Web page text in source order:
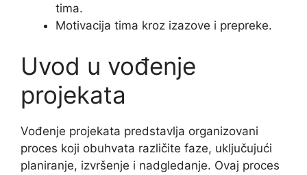
tima.
Motivacija tima kroz izazove i prepreke.
Uvod u vođenje
projekata
Vođenje projekata predstavlja organizovani
proces koji obuhvata različite faze, uključujući
planiranje, izvršenje i nadgledanje. Ovaj proces